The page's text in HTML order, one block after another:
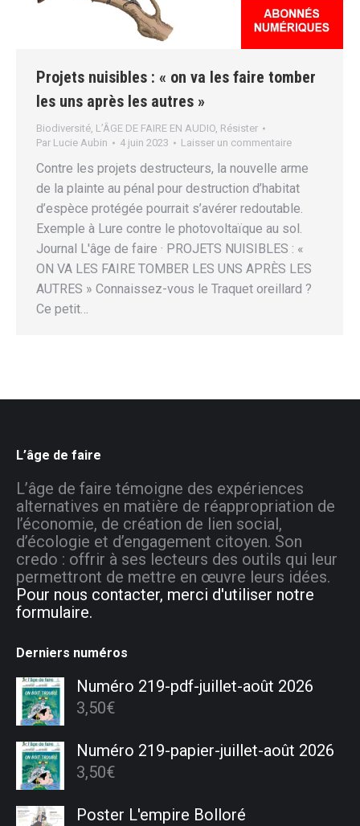
Projets nuisibles : « on va les faire tomber
les uns après les autres »
Biodiversité, L’ÂGE DE FAIRE EN AUDIO, Résister
Par Lucie Aubin 4 juin 2023 Laisser un commentaire
Contre les projets destructeurs, la nouvelle arme
de la plainte au pénal pour destruction d’habitat
d’espèce protégée pourrait s’avérer redoutable.
Exemple à Lure contre le photovoltaïque au sol.
Journal L'âge de faire · PROJETS NUISIBLES : «
ON VA LES FAIRE TOMBER LES UNS APRÈS LES
AUTRES » Connaissez-vous le Traquet oreillard ?
Ce petit…
L’âge de faire
L’âge de faire témoigne des expériences
alternatives en matière de réappropriation de
l’économie, de création de lien social,
d’écologie et d’engagement citoyen. Son
credo : offrir à ses lecteurs des outils qui leur
permettront de mettre en œuvre leurs idées.
Pour nous contacter, merci d'utiliser notre
formulaire.
Derniers numéros
Numéro 219-pdf-juillet-août 2026
3,50€
Numéro 219-papier-juillet-août 2026
3,50€
Poster L'empire Bolloré